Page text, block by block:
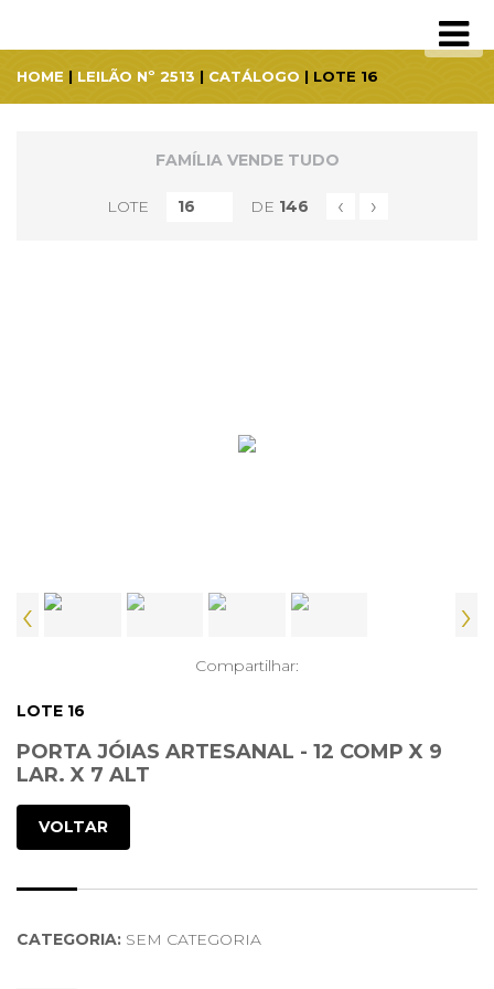
HOME | LEILÃO Nº 2513 | CATÁLOGO | LOTE 16
FAMÍLIA VENDE TUDO
LOTE DE 146 ‹ ›
‹ ›
Compartilhar:
LOTE 16
PORTA JÓIAS ARTESANAL - 12 COMP X 9
LAR. X 7 ALT
VOLTAR
CATEGORIA: SEM CATEGORIA